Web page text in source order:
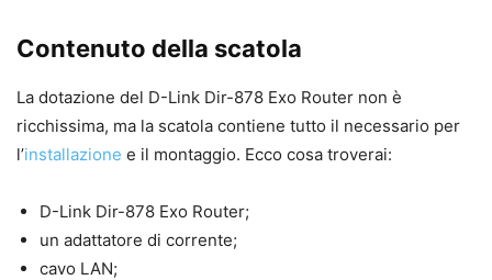
Contenuto della scatola
La dotazione del D-Link Dir-878 Exo Router non è
ricchissima, ma la scatola contiene tutto il necessario per
l’installazione e il montaggio. Ecco cosa troverai:
D-Link Dir-878 Exo Router;
un adattatore di corrente;
cavo LAN;